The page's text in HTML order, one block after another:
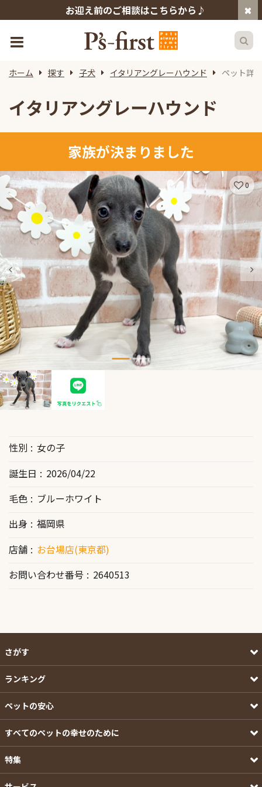
お迎え前のご相談はこちらから♪
ホーム 探す 子犬 イタリアングレーハウンド ペット詳細
イタリアングレーハウンド
家族が決まりました
0
性別
女の子
誕生日
2026/04/22
毛色
ブルーホワイト
出身
福岡県
店舗
お台場店(東京都)
お問い合わせ番号
2640513
さがす
ランキング
ペットの安心
すべてのペットの幸せのために
特集